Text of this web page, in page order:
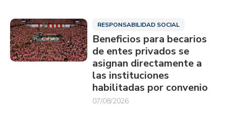
RESPONSABILIDAD SOCIAL
Beneficios para becarios
de entes privados se
asignan directamente a
las instituciones
habilitadas por convenio
07/08/2026